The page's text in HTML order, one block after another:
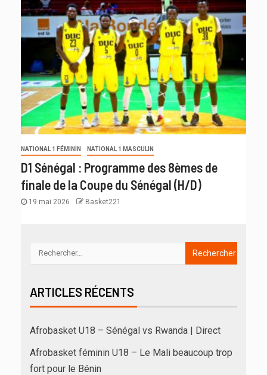
NATIONAL 1 FÉMININ NATIONAL 1 MASCULIN
D1 Sénégal : Programme des 8èmes de
finale de la Coupe du Sénégal (H/D)
19 mai 2026 Basket221
ARTICLES RÉCENTS
Afrobasket U18 – Sénégal vs Rwanda | Direct
Afrobasket féminin U18 – Le Mali beaucoup trop
fort pour le Bénin